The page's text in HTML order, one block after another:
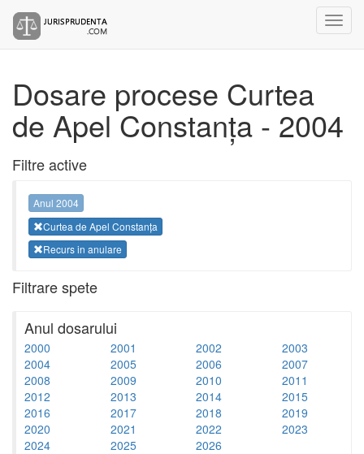
Dosare procese Curtea
de Apel Constanța - 2004
Filtre active
Anul 2004
Curtea de Apel Constanța
Recurs in anulare
Filtrare spete
Anul dosarului
2000 2001 2002
2003
2004
2005 2006
2007
2008
2009 2010
2011
2012
2013 2014
2015
2016
2017 2018
2019
2020
2021 2022
2023
2024
2025 2026